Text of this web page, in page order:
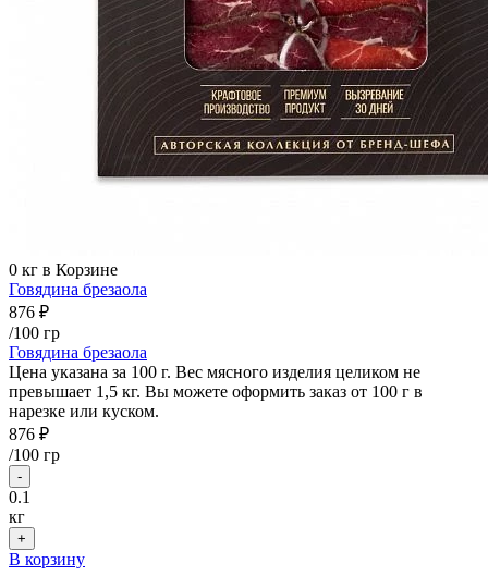
0 кг в Корзине
Говядина брезаола
876 ₽
/100 гр
Говядина брезаола
Цена указана за 100 г. Вес мясного изделия целиком не
превышает 1,5 кг. Вы можете оформить заказ от 100 г в
нарезке или куском.
876 ₽
/100 гр
-
0.1
кг
+
В корзину